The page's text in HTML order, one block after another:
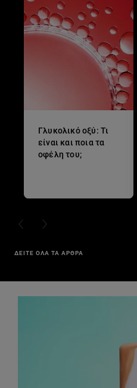
Γλυκολικό οξύ: Τι
είναι και ποια τα
οφέλη του;
PREVIOUS CARD
NEXT CARD
ΔΕΙΤΕ ΟΛΑ ΤΑ ΑΡΘΡΑ